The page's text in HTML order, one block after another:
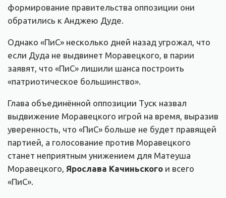
формирование правительства оппозиции они
обратились к Анджею Дуде.
Однако «ПиС» несколько дней назад угрожал, что
если Дуда не выдвинет Моравецкого, в парии
заявят, что «ПиС» лишили шанса построить
«патриотическое большинство».
Глава объединённой оппозиции Туск назвал
выдвижение Моравецкого игрой на время, выразив
уверенность, что «ПиС» больше не будет правящей
партией, а голосование против Моравецкого
станет неприятным унижением для Матеуша
Моравецкого, Ярослава Качиньского и всего
«ПиС».